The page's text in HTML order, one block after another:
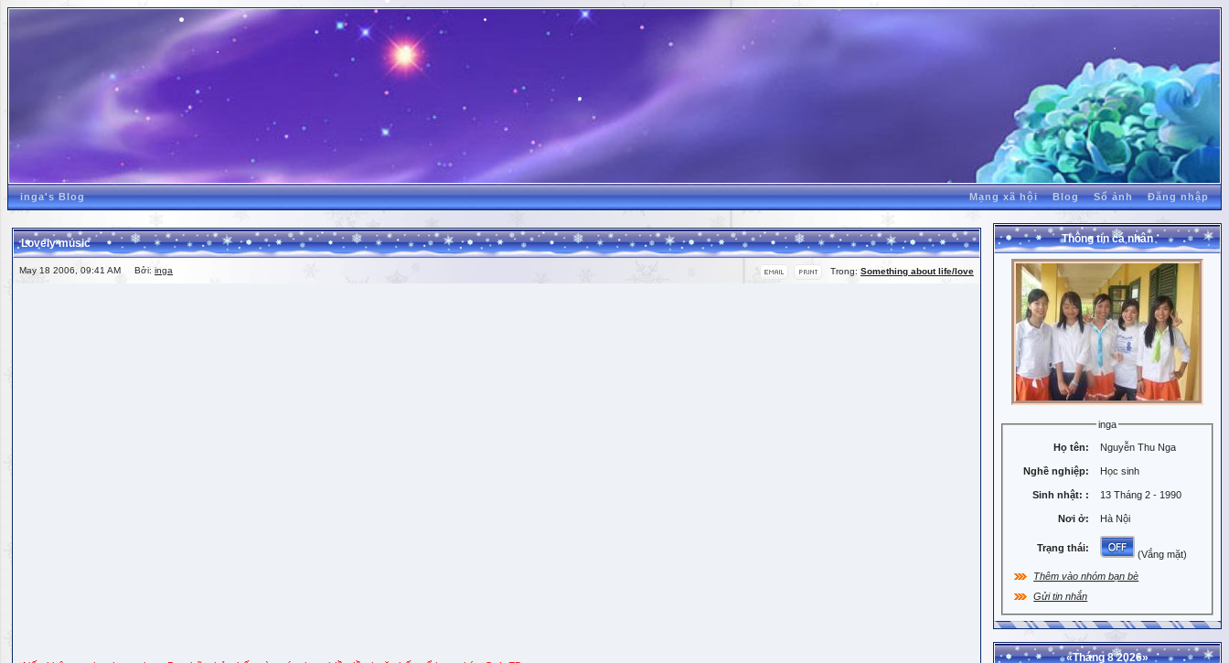
inga's Blog Mạng xã hội Blog Sổ ảnh Đăng nhập
Lovely music
Trong: Something about life/love
May 18 2006, 09:41 AM Bởi: inga
Thông tin cá nhân
inga
Họ tên: Nguyễn Thu Nga
Nghề nghiệp: Học sinh
Sinh nhật: : 13 Tháng 2 - 1990
Nơi ở: Hà Nội
Trạng thái:
(Vắng mặt)
Thêm vào nhóm bạn bè
Gửi tin nhắn
«Tháng 8 2026»